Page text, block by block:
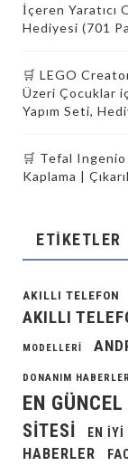
İçeren Yaratıcı
Hediyesi (701
🛒 LEGO
Üzeri Çocuklar
Yapım Seti,
🛒 Tefal
Kaplama |
ETIKETLER
AKILLI TELEFON
AKILLI
MODELLERI
DONANIM
EN
SITESI
EN
HABERLER